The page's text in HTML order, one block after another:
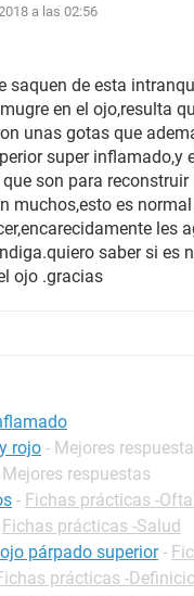
a las 02:56
saquen de esta
en el ojo,resulta
unas gotas que
super
son para
muchos,esto es
les
saber si es
ojo .gracias
rojo - Mejores
Mejores respuestas
- Fichas prácticas -
Fichas prácticas -Salud
párpado superior -
prácticas -